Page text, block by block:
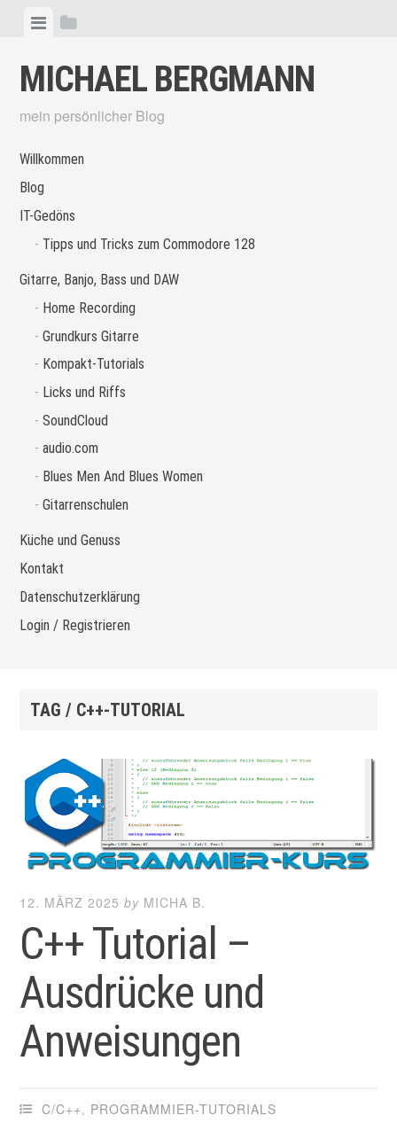
Skip
content
ViewView
MICHAEL BERGMANN
mein persönlicher Blog
Willkommen
Blog
IT-Gedöns
Tipps und Tricks zum Commodore 128
Gitarre, Banjo, Bass und DAW
Home Recording
Grundkurs Gitarre
Kompakt-Tutorials
Licks und Riffs
SoundCloud
audio.com
Blues Men And Blues Women
Gitarrenschulen
Küche und Genuss
Kontakt
Datenschutzerklärung
Login / Registrieren
TAG / C++-TUTORIAL
12. MÄRZ 2025 by MICHA B.
C++ Tutorial –
Ausdrücke und
Anweisungen
C/C++, PROGRAMMIER-TUTORIALS